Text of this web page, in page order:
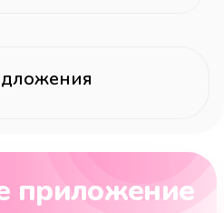
приложение